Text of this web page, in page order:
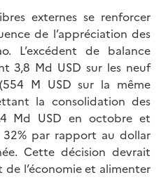
externes se renforcer
de l’appréciation des
L’excédent de balance
3,8 Md USD sur les neuf
M USD sur la même
la consolidation des
Md USD en octobre et
par rapport au dollar
Cette décision devrait
l’économie et alimenter